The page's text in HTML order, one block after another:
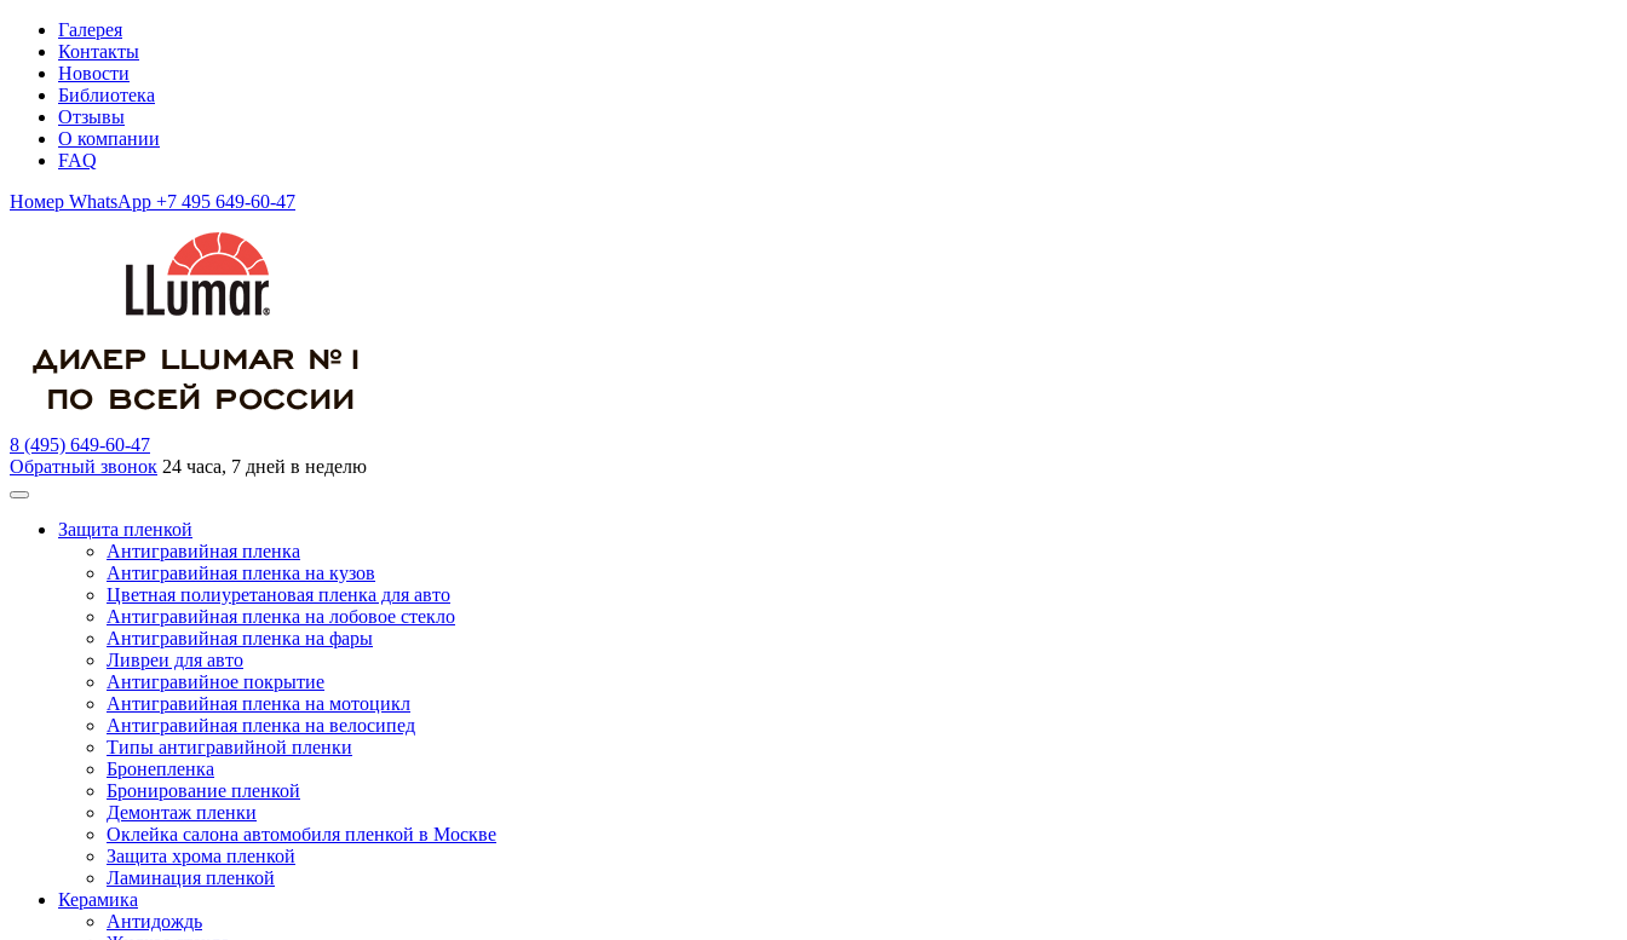
Галерея
Контакты
Новости
Библиотека
Отзывы
О компании
FAQ
Номер WhatsApp +7 495 649-60-47
8 (495) 649-60-47
Обратный звонок 24 часа, 7 дней в неделю
Защита пленкой
Антигравийная пленка
Антигравийная пленка на кузов
Цветная полиуретановая пленка для авто
Антигравийная пленка на лобовое стекло
Антигравийная пленка на фары
Ливреи для авто
Антигравийное покрытие
Антигравийная пленка на мотоцикл
Антигравийная пленка на велосипед
Типы антигравийной пленки
Бронепленка
Бронирование пленкой
Демонтаж пленки
Оклейка салона автомобиля пленкой в Москве
Защита хрома пленкой
Ламинация пленкой
Керамика
Антидождь